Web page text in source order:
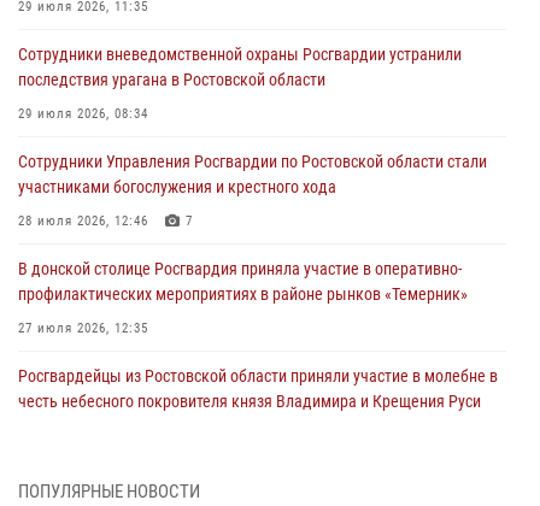
29 июля 2026, 11:35
Сотрудники вневедомственной охраны Росгвардии устранили
последствия урагана в Ростовской области
29 июля 2026, 08:34
Сотрудники Управления Росгвардии по Ростовской области стали
участниками богослужения и крестного хода
28 июля 2026, 12:46 7
В донской столице Росгвардия приняла участие в оперативно-
профилактических мероприятиях в районе рынков «Темерник»
27 июля 2026, 12:35
Росгвардейцы из Ростовской области приняли участие в молебне в
честь небесного покровителя князя Владимира и Крещения Руси
При содействии спецназа Росгвардии в Ростовской области прошли
ПОПУЛЯРНЫЕ НОВОСТИ